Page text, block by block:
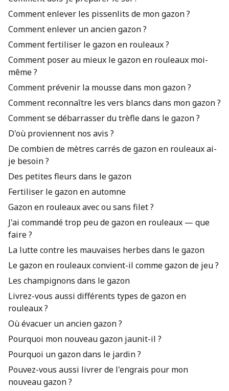
Comment enlever les pissenlits de mon gazon ?
Comment enlever un ancien gazon ?
Comment fertiliser le gazon en rouleaux ?
Comment poser au mieux le gazon en rouleaux moi-
même ?
Comment prévenir la mousse dans mon gazon ?
Comment reconnaître les vers blancs dans mon gazon ?
Comment se débarrasser du trèfle dans le gazon ?
D'où proviennent nos avis ?
De combien de mètres carrés de gazon en rouleaux ai-
je besoin ?
Des petites fleurs dans le gazon
Fertiliser le gazon en automne
Gazon en rouleaux avec ou sans filet ?
J'ai commandé trop peu de gazon en rouleaux — que
faire ?
La lutte contre les mauvaises herbes dans le gazon
Le gazon en rouleaux convient-il comme gazon de jeu ?
Les champignons dans le gazon
Livrez-vous aussi différents types de gazon en
rouleaux ?
Où évacuer un ancien gazon ?
Pourquoi mon nouveau gazon jaunit-il ?
Pourquoi un gazon dans le jardin ?
Pouvez-vous aussi livrer de l'engrais pour mon
nouveau gazon ?